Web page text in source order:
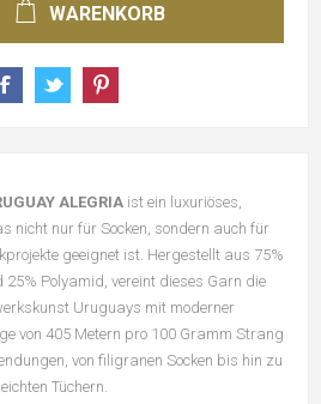
WARENKORB
ALEGRIAist ein luxuriöses,
nicht nur für Socken, sondern auch für
geeignet ist. Hergestellt aus 75%
25% Polyamid, vereint dieses Garn die
Uruguays mit moderner
von 405 Metern pro 100 Gramm Strang
von filigranen Socken bis hin zu
leichten Tüchern.